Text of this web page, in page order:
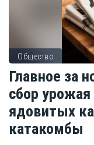
Общество
Главное за
сбор
ядовитых
катакомбы